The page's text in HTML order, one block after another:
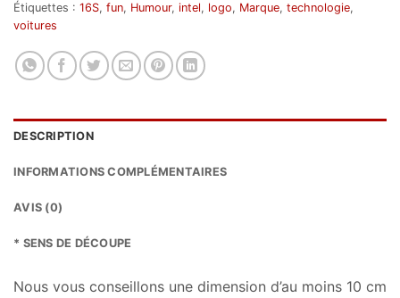
Étiquettes : 16S, fun, Humour, intel, logo, Marque, technologie,
voitures
DESCRIPTION
INFORMATIONS COMPLÉMENTAIRES
AVIS (0)
* SENS DE DÉCOUPE
Nous vous conseillons une dimension d’au moins 10 cm